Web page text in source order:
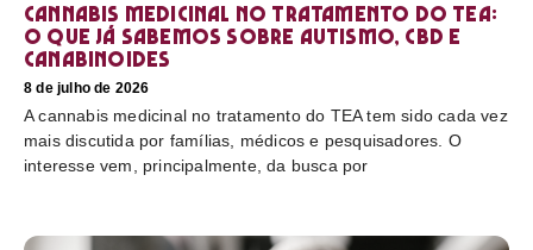
Cannabis medicinal no tratamento do TEA:
o que já sabemos sobre autismo, CBD e
canabinoides
8 de julho de 2026
A cannabis medicinal no tratamento do TEA tem sido cada vez
mais discutida por famílias, médicos e pesquisadores. O
interesse vem, principalmente, da busca por